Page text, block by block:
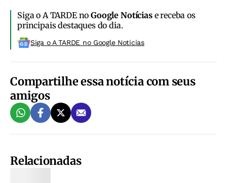
Siga o A TARDE noGoogle Notíciase receba os
principais destaques do dia.
Siga o A TARDE no Google Noticias
Compartilhe essa notícia com seus
amigos
Relacionadas